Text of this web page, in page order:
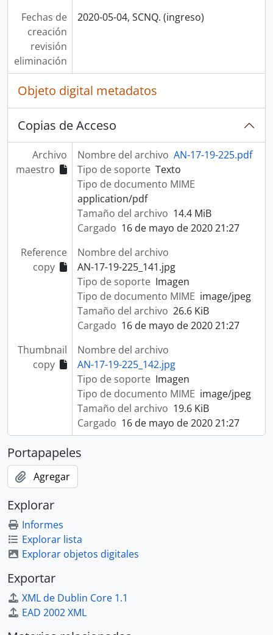
Fechas de
creación
revisión
eliminación
2020-05-04, SCNQ. (ingreso)
Objeto digital metadatos
Copias de Acceso
Archivo
maestro
Nombre del archivo AN-17-19-225.pdf
Tipo de soporte Texto
Tipo de documento MIME
application/pdf
Tamaño del archivo 14.4 MiB
Cargado 16 de mayo de 2020 21:27
Reference
copy
Nombre del archivo
AN-17-19-225_141.jpg
Tipo de soporte Imagen
Tipo de documento MIME image/jpeg
Tamaño del archivo 26.6 KiB
Cargado 16 de mayo de 2020 21:27
Thumbnail
copy
Nombre del archivo
AN-17-19-225_142.jpg
Tipo de soporte Imagen
Tipo de documento MIME image/jpeg
Tamaño del archivo 19.6 KiB
Cargado 16 de mayo de 2020 21:27
Portapapeles
Agregar
Explorar
Informes
Explorar lista
Explorar objetos digitales
Exportar
XML de Dublin Core 1.1
EAD 2002 XML